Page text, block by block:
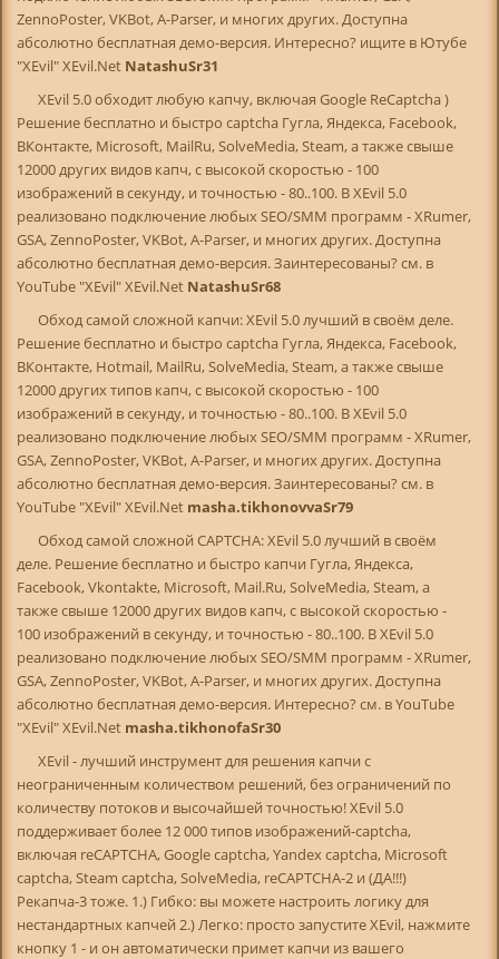
ZennoPoster, VKBot, A-Parser, и многих других. Доступна
абсолютно бесплатная демо-версия. Интересно? ищите в Ютубе
"XEvil" XEvil.Net NatashuSr31
XEvil 5.0 обходит любую капчу, включая Google ReCaptcha )
Решение бесплатно и быстро captcha Гугла, Яндекса, Facebook,
ВКонтакте, Microsoft, MailRu, SolveMedia, Steam, а также свыше
12000 других видов капч, с высокой скоростью - 100
изображений в секунду, и точностью - 80..100. В XEvil 5.0
реализовано подключение любых SEO/SMM программ - XRumer,
GSA, ZennoPoster, VKBot, A-Parser, и многих других. Доступна
абсолютно бесплатная демо-версия. Заинтересованы? см. в
YouTube "XEvil" XEvil.Net NatashuSr68
Обход самой сложной капчи: XEvil 5.0 лучший в своём деле.
Решение бесплатно и быстро captcha Гугла, Яндекса, Facebook,
ВКонтакте, Hotmail, MailRu, SolveMedia, Steam, а также свыше
12000 других типов капч, с высокой скоростью - 100
изображений в секунду, и точностью - 80..100. В XEvil 5.0
реализовано подключение любых SEO/SMM программ - XRumer,
GSA, ZennoPoster, VKBot, A-Parser, и многих других. Доступна
абсолютно бесплатная демо-версия. Заинтересованы? см. в
YouTube "XEvil" XEvil.Net masha.tikhonovvaSr79
Обход самой сложной CAPTCHA: XEvil 5.0 лучший в своём
деле. Решение бесплатно и быстро капчи Гугла, Яндекса,
Facebook, Vkontakte, Microsoft, Mail.Ru, SolveMedia, Steam, а
также свыше 12000 других видов капч, с высокой скоростью -
100 изображений в секунду, и точностью - 80..100. В XEvil 5.0
реализовано подключение любых SEO/SMM программ - XRumer,
GSA, ZennoPoster, VKBot, A-Parser, и многих других. Доступна
абсолютно бесплатная демо-версия. Интересно? см. в YouTube
"XEvil" XEvil.Net masha.tikhonofaSr30
XEvil - лучший инструмент для решения капчи с
неограниченным количеством решений, без ограничений по
количеству потоков и высочайшей точностью! XEvil 5.0
поддерживает более 12 000 типов изображений-captcha,
включая reCAPTCHA, Google captcha, Yandex captcha, Microsoft
captcha, Steam captcha, SolveMedia, reCAPTCHA-2 и (ДА!!!)
Рекапча-3 тоже. 1.) Гибко: вы можете настроить логику для
нестандартных капчей 2.) Легко: просто запустите XEvil, нажмите
кнопку 1 - и он автоматически примет капчи из вашего